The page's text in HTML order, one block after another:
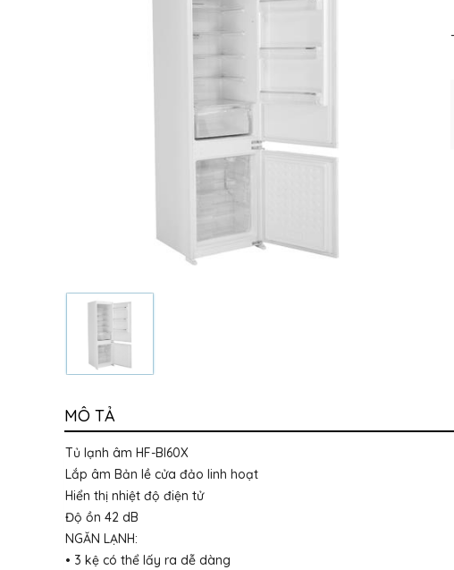
-
MÔ TẢ
Tủ lạnh âm HF-BI60X
Lắp âm Bản lề cửa đảo linh hoạt
Hiển thị nhiệt độ điện tử
Độ ồn 42 dB
NGĂN LẠNH:
• 3 kệ có thể lấy ra dễ dàng